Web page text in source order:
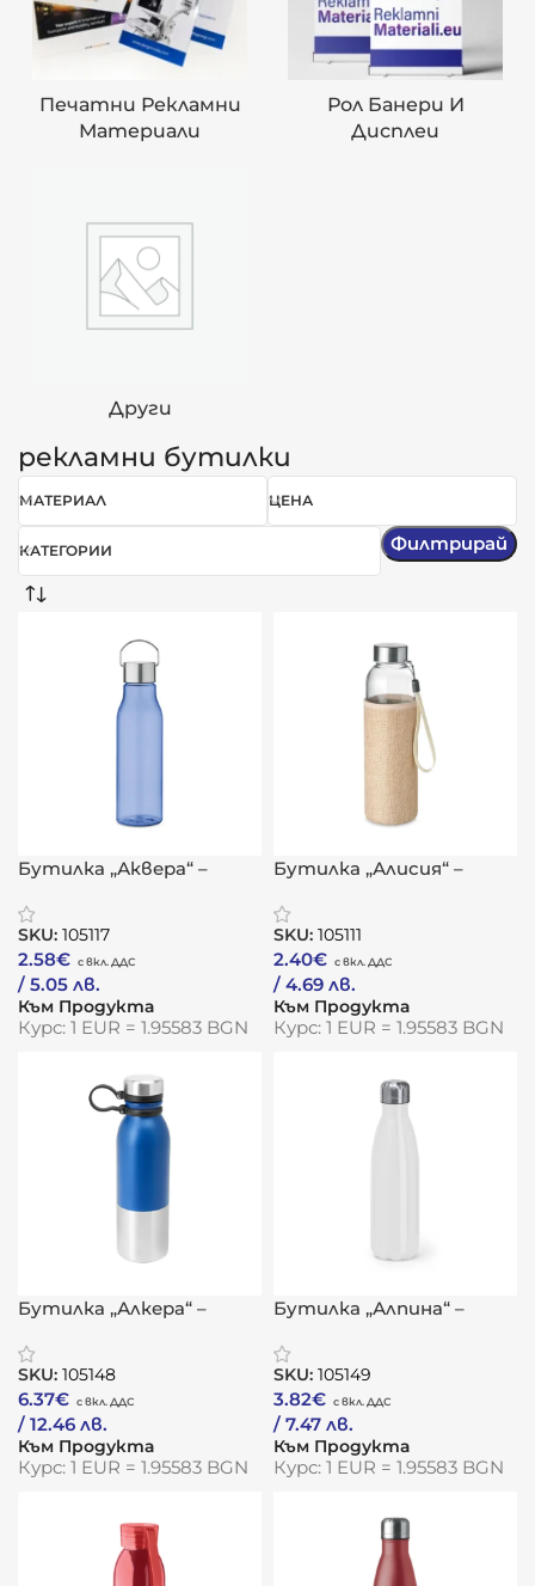
Печатни Рекламни
Материали
Рол Банери И
Дисплеи
Други
рекламни бутилки
МАТЕРИАЛ ЦЕНА
КАТЕГОРИИ Филтрирай
Бутилка „Аквера“ –
устойчивост с свежа
енергия
SKU: 105117
2.58€
/ 5.05 лв.
Към Продукта
Курс: 1 EUR = 1.95583 BGN
Бутилка „Алисия“ –
с натурален акцент
SKU: 105111
2.40€
/ 4.69 лв.
Към Продукта
Курс: 1 EUR = 1.95583 BGN
Бутилка „Алкера“ –
двуцветна енергия
SKU: 105148
6.37€
/ 12.46 лв.
Към Продукта
Курс: 1 EUR = 1.95583 BGN
Бутилка „Алпина“ –
устойчивост с
метална душа
SKU: 105149
3.82€
/ 7.47 лв.
Към Продукта
Курс: 1 EUR = 1.95583 BGN